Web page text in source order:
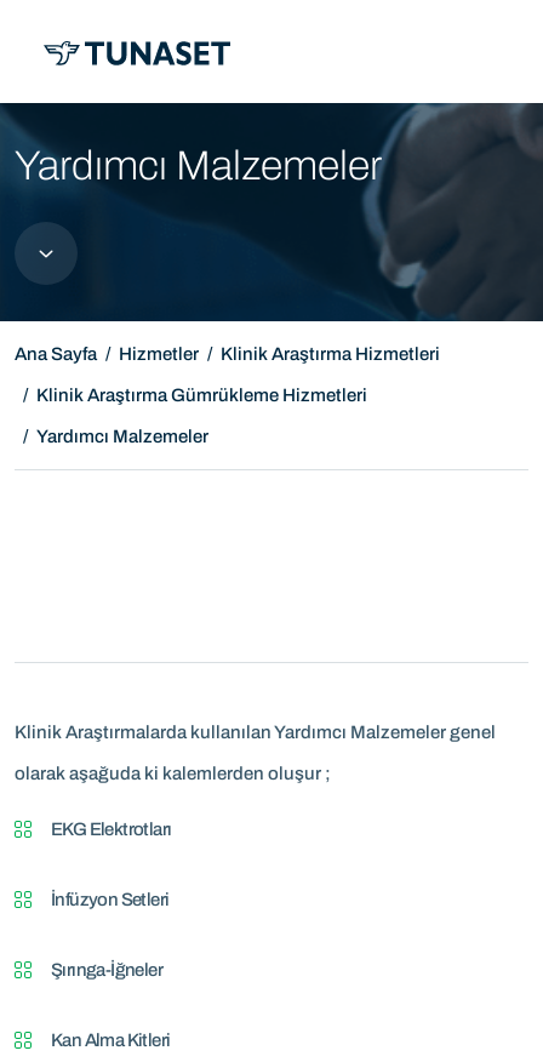
Yardımcı Malzemeler
Ana Sayfa Hizmetler Klinik Araştırma Hizmetleri
Klinik Araştırma Gümrükleme Hizmetleri
Yardımcı Malzemeler
Klinik Araştırmalarda kullanılan Yardımcı Malzemeler genel
olarak aşağuda ki kalemlerden oluşur ;
EKG Elektrotları
İnfüzyon Setleri
Şırınga-İğneler
Kan Alma Kitleri